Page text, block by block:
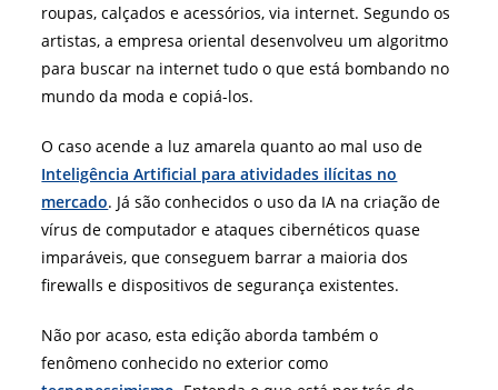
roupas, calçados e acessórios, via internet. Segundo os
artistas, a empresa oriental desenvolveu um algoritmo
para buscar na internet tudo o que está bombando no
mundo da moda e copiá-los.
O caso acende a luz amarela quanto ao mal uso de
Inteligência Artificial para atividades ilícitas no
mercado. Já são conhecidos o uso da IA na criação de
vírus de computador e ataques cibernéticos quase
imparáveis, que conseguem barrar a maioria dos
firewalls e dispositivos de segurança existentes.
Não por acaso, esta edição aborda também o
fenômeno conhecido no exterior como